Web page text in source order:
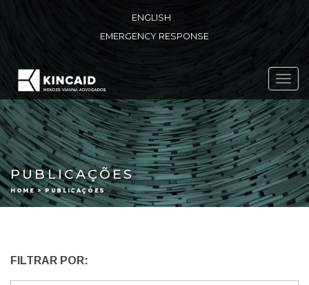
ENGLISH
EMERGENCY RESPONSE
PUBLICAÇÕES
HOME > PUBLICAÇÕES
FILTRAR POR: